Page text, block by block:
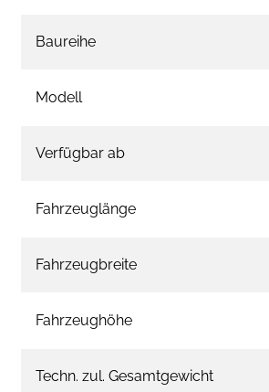
Baureihe
Modell
Verfügbar ab
Fahrzeuglänge
Fahrzeugbreite
Fahrzeughöhe
Techn. zul. Gesamtgewicht